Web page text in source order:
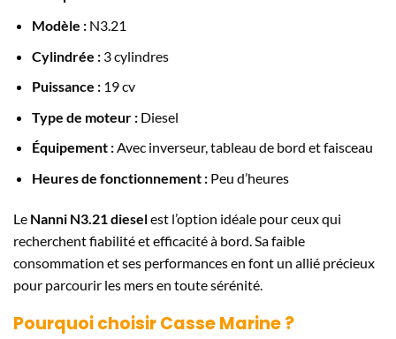
Modèle :N3.21
Cylindrée :3 cylindres
Puissance :19 cv
Type de moteur :Diesel
Équipement :Avec inverseur, tableau de bord et faisceau
Heures de fonctionnement :Peu d’heures
Le Nanni N3.21 dieselest l’option idéale pour ceux qui
recherchent fiabilité et efficacité à bord. Sa faible
consommation et ses performances en font un allié précieux
pour parcourir les mers en toute sérénité.
Pourquoi choisir Casse Marine ?